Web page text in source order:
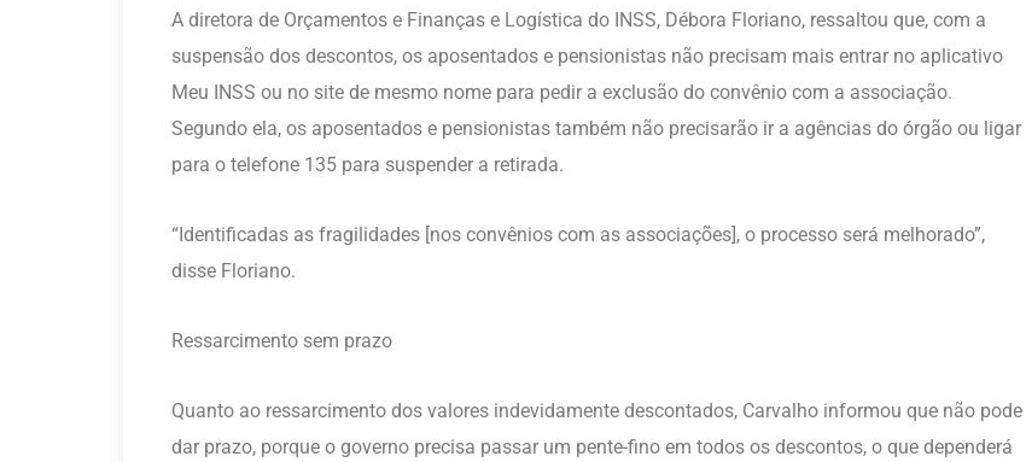
A diretora de Orçamentos e Finanças e Logística do INSS, Débora Floriano, ressaltou que, com a
suspensão dos descontos, os aposentados e pensionistas não precisam mais entrar no aplicativo
Meu INSS ou no site de mesmo nome para pedir a exclusão do convênio com a associação.
Segundo ela, os aposentados e pensionistas também não precisarão ir a agências do órgão ou ligar
para o telefone 135 para suspender a retirada.
“Identificadas as fragilidades [nos convênios com as associações], o processo será melhorado”,
disse Floriano.
Ressarcimento sem prazo
Quanto ao ressarcimento dos valores indevidamente descontados, Carvalho informou que não pode
dar prazo, porque o governo precisa passar um pente-fino em todos os descontos, o que dependerá